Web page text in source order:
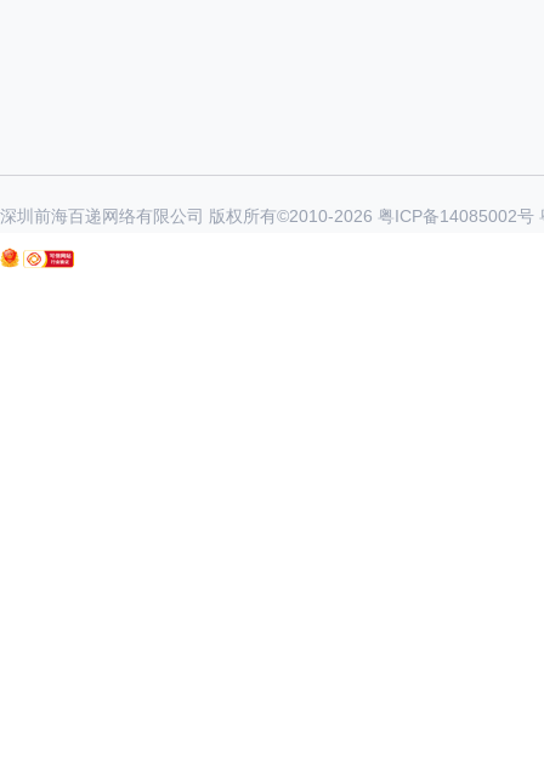
深圳前海百递网络有限公司 版权所有©2010-2026 粤ICP备14085002号